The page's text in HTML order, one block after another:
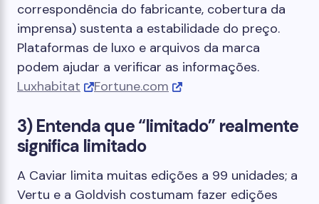
correspondência do fabricante, cobertura da
imprensa) sustenta a estabilidade do preço.
Plataformas de luxo e arquivos da marca
podem ajudar a verificar as informações.
Luxhabitat
Fortune.com
3) Entenda que “limitado” realmente
significa limitado
A Caviar limita muitas edições a 99 unidades; a
Vertu e a Goldvish costumam fazer edições